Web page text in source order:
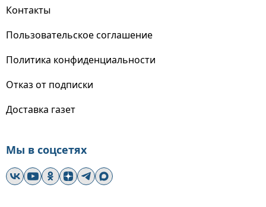
Контакты
Пользовательское соглашение
Политика конфиденциальности
Отказ от подписки
Доставка газет
Мы в соцсетях